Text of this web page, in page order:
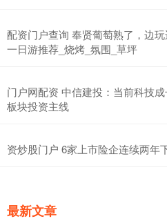
配资门户查询 奉贤葡萄熟了，边
一日游推荐_烧烤_氛围_草坪
门户网配资 中信建投：当前科技
板块投资主线
资炒股门户 6家上市险企连续两年
最新文章